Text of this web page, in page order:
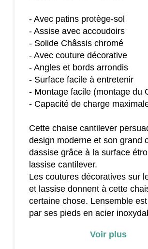
- Avec patins protège-sol
- Assise avec accoudoirs
- Solide Châssis chromé
- Avec couture décorative
- Angles et bords arrondis
- Surface facile à entretenir
- Montage facile (montage du
- Capacité de charge
Cette chaise cantilever
design moderne et son grand
dassise grâce à la surface
lassise cantilever.
Les coutures décoratives sur
et lassise donnent à cette
certaine chose. Lensemble
par ses pieds en acier
et qui rendent cette chaise
Voir plus